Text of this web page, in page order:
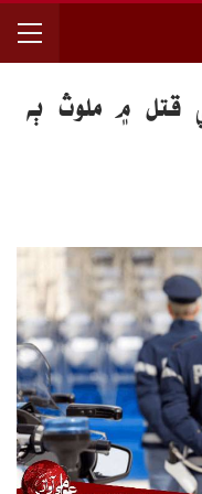
قتل ۾ ملوث ٻه